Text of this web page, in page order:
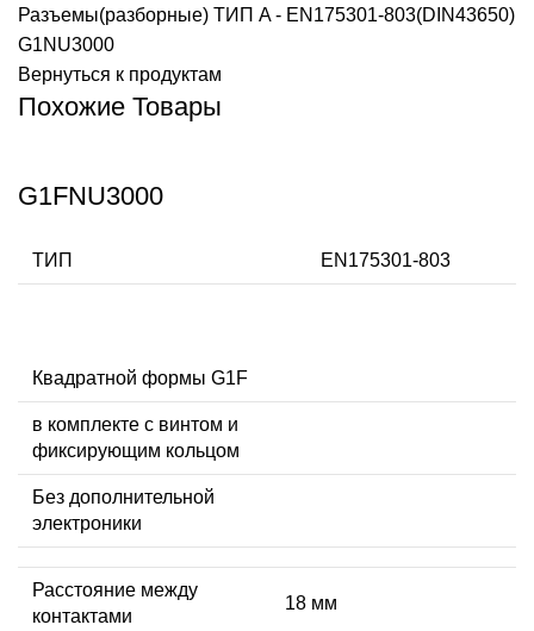
Разъемы(разборные) ТИП A - EN175301-803(DIN43650)
G1NU3000
Вернуться к продуктам
Похожие Товары
G1FNU3000
ТИП EN175301-803
Квадратной формы G1F
в комплекте с винтом и
фиксирующим кольцом
Без дополнительной
электроники
Расстояние между
контактами
18 мм